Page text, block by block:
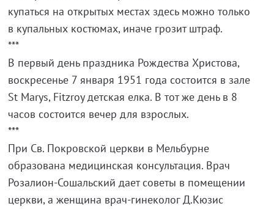
купаться на открытых местах здесь можно только
в купальных костюмах, иначе грозит штраф.
***
В первый день праздника Рождества Христова,
воскресенье 7 января 1951 года состоится в зале
St Marys, Fitzroy детская елка. В тот же день в 8
часов состоится вечер для взрослых.
***
При Св. Покровской церкви в Мельбурне
образована медицинская консультация. Врач
Розалион-Сошальский дает советы в помещении
церкви, а женщина врач-гинеколог Д.Кюзис